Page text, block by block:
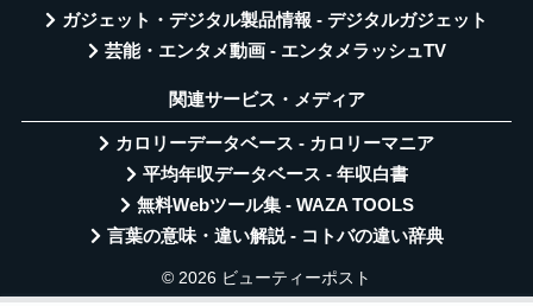
ガジェット・デジタル製品情報 - デジタルガジェット
芸能・エンタメ動画 - エンタメラッシュTV
関連サービス・メディア
カロリーデータベース - カロリーマニア
平均年収データベース - 年収白書
無料Webツール集 - WAZA TOOLS
言葉の意味・違い解説 - コトバの違い辞典
© 2026 ビューティーポスト